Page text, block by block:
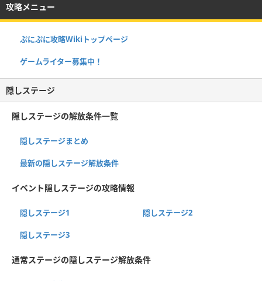
攻略メニュー
ぷにぷに攻略Wikiトップページ
ゲームライター募集中！
隠しステージ
隠しステージの解放条件一覧
隠しステージまとめ
最新の隠しステージ解放条件
イベント隠しステージの攻略情報
隠しステージ1 隠しステージ2
隠しステージ3
通常ステージの隠しステージ解放条件